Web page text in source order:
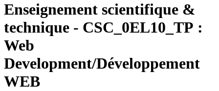
Enseignement scientifique &
technique - CSC_0EL10_TP :
Web
Development/Développement
WEB